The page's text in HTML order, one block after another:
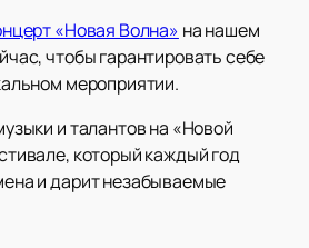
«Новая Волна» на нашем
чтобы гарантировать себе
мероприятии.
и талантов на «Новой
который каждый год
и дарит незабываемые